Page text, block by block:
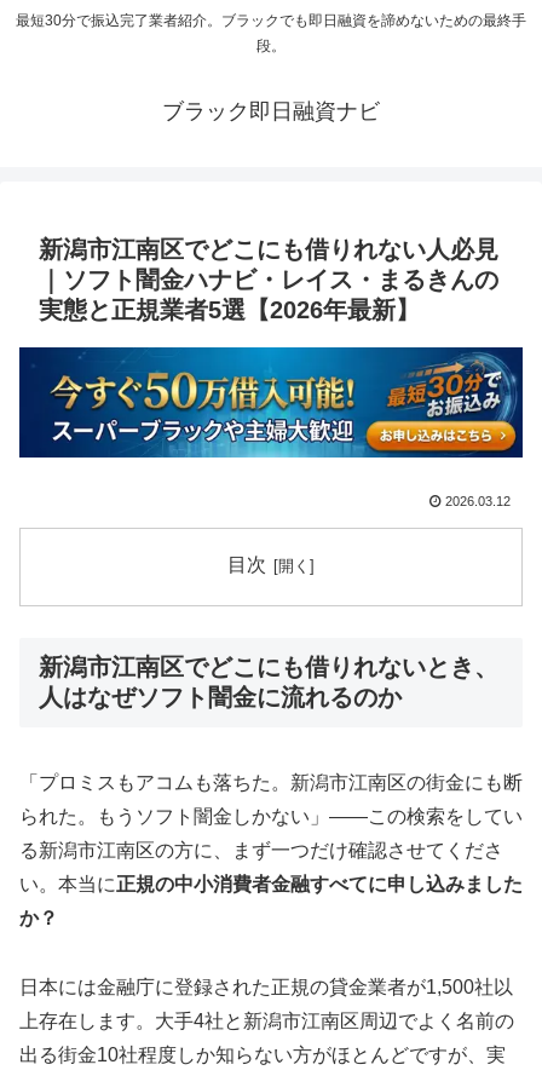
最短30分で振込完了業者紹介。ブラックでも即日融資を諦めないための最終手
段。
ブラック即日融資ナビ
新潟市江南区でどこにも借りれない人必見
｜ソフト闇金ハナビ・レイス・まるきんの
実態と正規業者5選【2026年最新】
2026.03.12
目次
新潟市江南区でどこにも借りれないとき、
人はなぜソフト闇金に流れるのか
「プロミスもアコムも落ちた。新潟市江南区の街金にも断
られた。もうソフト闇金しかない」——この検索をしてい
る新潟市江南区の方に、まず一つだけ確認させてくださ
い。本当に正規の中小消費者金融すべてに申し込みました
か？
日本には金融庁に登録された正規の貸金業者が1,500社以
上存在します。大手4社と新潟市江南区周辺でよく名前の
出る街金10社程度しか知らない方がほとんどですが、実